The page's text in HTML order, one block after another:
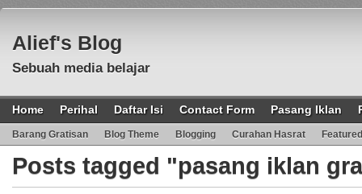
Alief's Blog
Sebuah media belajar
Home Perihal Daftar Isi Contact Form Pasang Iklan
Barang Gratisan Blog Theme Blogging Curahan Hasrat Featured
Posts tagged "pasang iklan